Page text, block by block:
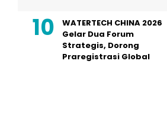
WATERTECH CHINA 2026
Gelar Dua Forum
Strategis, Dorong
Praregistrasi Global